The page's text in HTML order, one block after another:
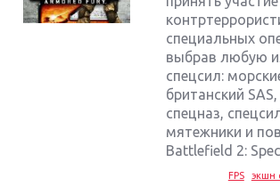
специальных
выбрав любую
спецсил:
британский
спецназ,
мятежники и
Battlefield 2:
FPS
экшн